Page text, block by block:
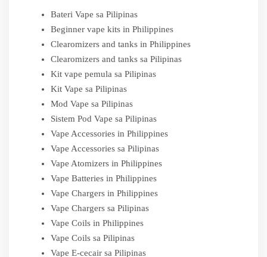
Bateri Vape sa Pilipinas
Beginner vape kits in Philippines
Clearomizers and tanks in Philippines
Clearomizers and tanks sa Pilipinas
Kit vape pemula sa Pilipinas
Kit Vape sa Pilipinas
Mod Vape sa Pilipinas
Sistem Pod Vape sa Pilipinas
Vape Accessories in Philippines
Vape Accessories sa Pilipinas
Vape Atomizers in Philippines
Vape Batteries in Philippines
Vape Chargers in Philippines
Vape Chargers sa Pilipinas
Vape Coils in Philippines
Vape Coils sa Pilipinas
Vape E-cecair sa Pilipinas